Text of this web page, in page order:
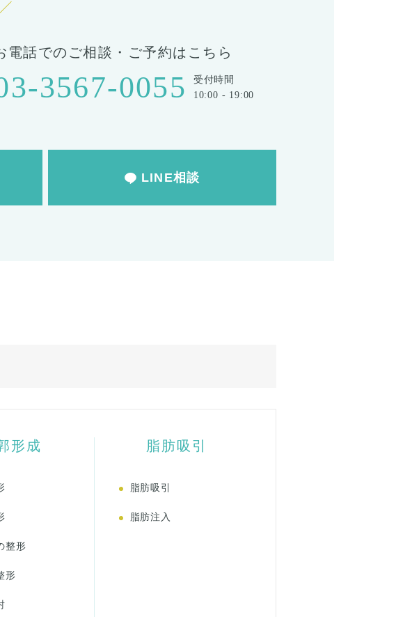
電話でのご相談・ご予約はこちら
3567-0055
受付時間
10:00 - 19:00
LINE相談
形成
整形
形
脂肪吸引
脂肪吸引
脂肪注入